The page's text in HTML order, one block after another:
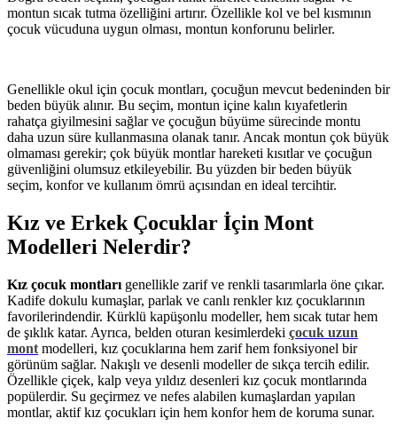
montun sıcak tutma özelliğini artırır. Özellikle kol ve bel kısmının
çocuk vücuduna uygun olması, montun konforunu belirler.
Genellikle okul için çocuk montları, çocuğun mevcut bedeninden bir
beden büyük alınır. Bu seçim, montun içine kalın kıyafetlerin
rahatça giyilmesini sağlar ve çocuğun büyüme sürecinde montu
daha uzun süre kullanmasına olanak tanır. Ancak montun çok büyük
olmaması gerekir; çok büyük montlar hareketi kısıtlar ve çocuğun
güvenliğini olumsuz etkileyebilir. Bu yüzden bir beden büyük
seçim, konfor ve kullanım ömrü açısından en ideal tercihtir.
Kız ve Erkek Çocuklar İçin Mont
Modelleri Nelerdir?
Kız çocuk montları genellikle zarif ve renkli tasarımlarla öne çıkar.
Kadife dokulu kumaşlar, parlak ve canlı renkler kız çocuklarının
favorilerindendir. Kürklü kapüşonlu modeller, hem sıcak tutar hem
de şıklık katar. Ayrıca, belden oturan kesimlerdeki çocuk uzun
mont modelleri, kız çocuklarına hem zarif hem fonksiyonel bir
görünüm sağlar. Nakışlı ve desenli modeller de sıkça tercih edilir.
Özellikle çiçek, kalp veya yıldız desenleri kız çocuk montlarında
popülerdir. Su geçirmez ve nefes alabilen kumaşlardan yapılan
montlar, aktif kız çocukları için hem konfor hem de koruma sunar.